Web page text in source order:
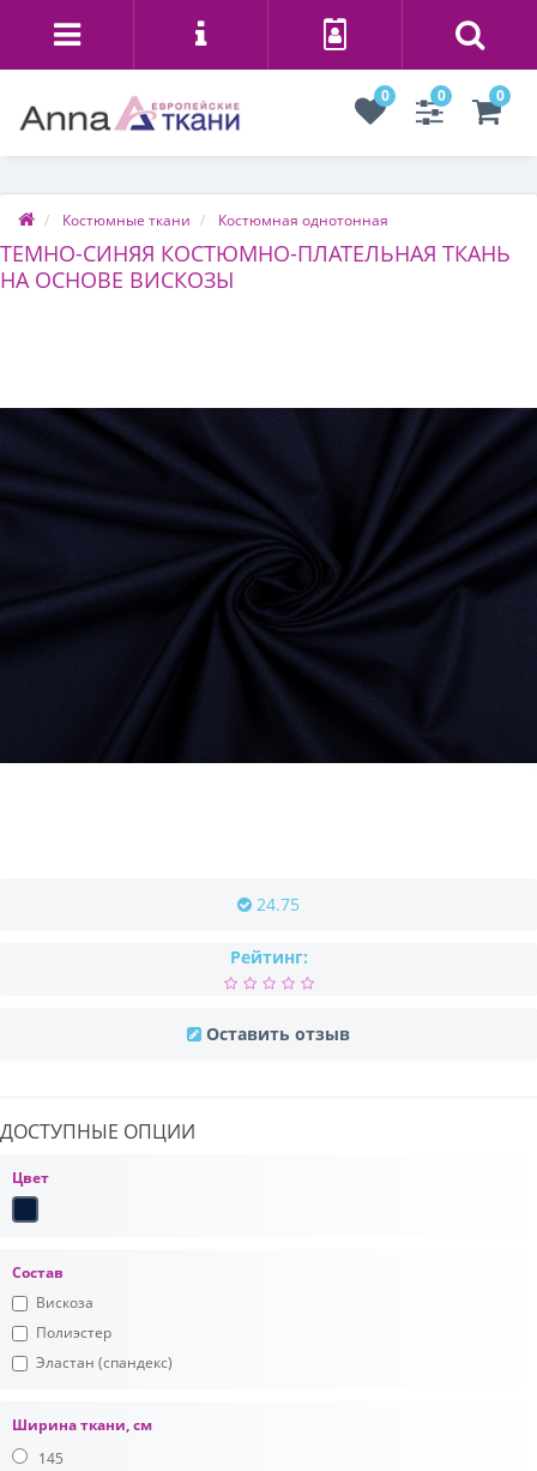
0 0 0
Костюмные ткани Костюмная однотонная
ТЕМНО-СИНЯЯ КОСТЮМНО-ПЛАТЕЛЬНАЯ ТКАНЬ
НА ОСНОВЕ ВИСКОЗЫ
24.75
Рейтинг:
Оставить отзыв
ДОСТУПНЫЕ ОПЦИИ
Цвет
Состав
Вискоза
Полиэстер
Эластан (спандекс)
Ширина ткани, см
145